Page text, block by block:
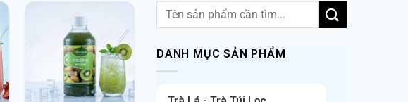
Tìm
DANH MỤC SẢN PHẨM